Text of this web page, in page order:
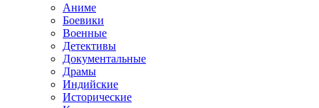
Аниме
Боевики
Военные
Детективы
Документальные
Драмы
Индийские
Исторические